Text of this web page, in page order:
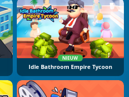
NIEUW
Idle Bathroom Empire Tycoon